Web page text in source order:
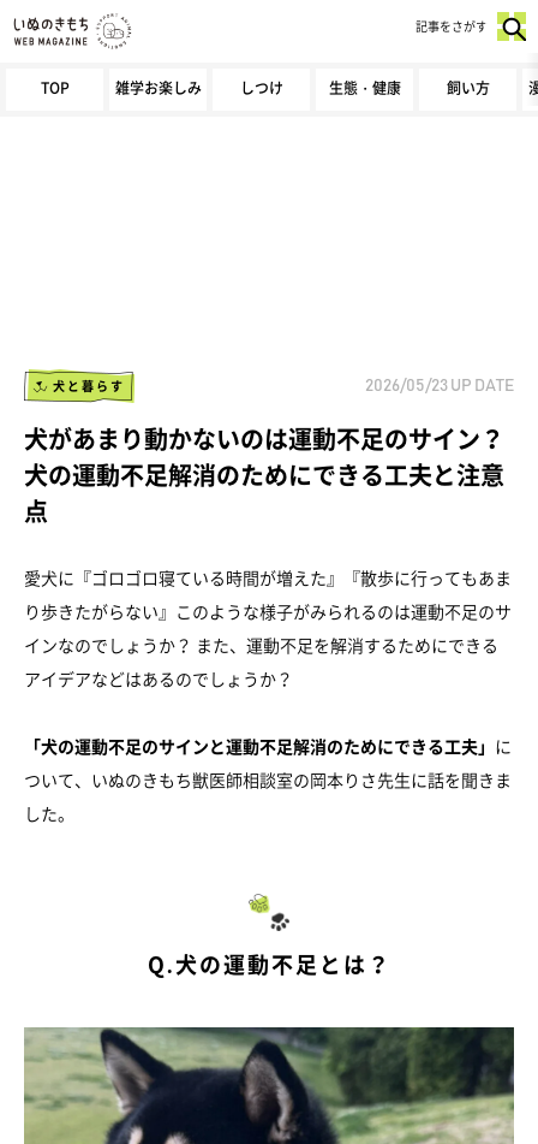
TOP 雑学お楽しみ しつけ 生態・健康 飼い方
記事をさがす
犬と暮らす 2026/05/23 UP DATE
犬があまり動かないのは運動不足のサイン？
犬の運動不足解消のためにできる工夫と注意
点
愛犬に『ゴロゴロ寝ている時間が増えた』『散歩に行ってもあま
り歩きたがらない』このような様子がみられるのは運動不足のサ
インなのでしょうか？ また、運動不足を解消するためにできる
アイデアなどはあるのでしょうか？
「犬の運動不足のサインと運動不足解消のためにできる工夫」 に
ついて、いぬのきもち獣医師相談室の岡本りさ先生に話を聞きま
した。
Q.犬の運動不足とは？